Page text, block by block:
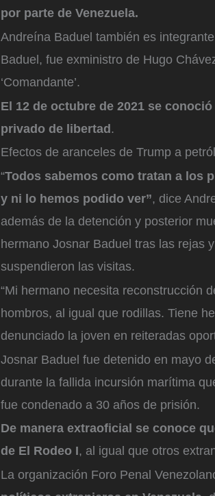
por parte de Venezuela.
Andreína Baduel también es
Baduel, fue exministro de Hugo
‘Comandante’.
El 12 de octubre de 2021 se
privado de libertad.
Efectos de aranceles de Trump a
“Todos sabemos como tratan a los
y ni lo hemos podido ver”, dice
además de la detención y posterior
hermano Josnar Baduel tras las rejas
suspendieron las visitas.
“Mi hermano necesita reconstrucción
hombros, al igual que rodillas. Tiene
denunciado la joven en reiteradas
Josnar Baduel fue detenido en mayo
durante la fallida incursión marítima
fue condenado a 30 años de prisión.
De manera extraoficial se conoce
de El Rodeo I, al igual que otros
La organización Foro Penal